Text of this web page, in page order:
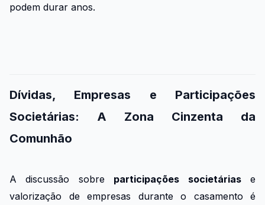
podem durar anos.
Dívidas, Empresas e Participações
Societárias: A Zona Cinzenta da
Comunhão
A discussão sobre participações societáriase
valorização de empresas durante o casamento é